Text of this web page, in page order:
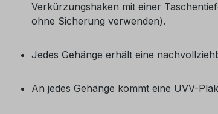
Verkürzungshaken mit einer
ohne Sicherung verwenden).
Jedes Gehänge erhält eine
An jedes Gehänge kommt eine UVV-